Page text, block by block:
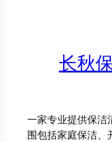
长秋
一家专业提供保洁
围包括家庭保洁、